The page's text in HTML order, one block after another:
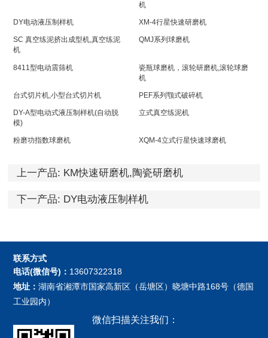
机
DY电动液压制样机 XM-4行星快速研磨机
SC 真空练泥挤出成型机,真空练泥
机
QMJ系列球磨机
8411型电动震筛机
瓷瓶球磨机，滚轮研磨机,滚轮球磨
机
台式切片机,小型台式切片机 PEF系列颚式破碎机
DY-A型电动式液压制样机(自动脱
模)
立式真空练泥机
粉磨功指数球磨机 XQM-4立式行星快速球磨机
上一产品: KM快速研磨机,陶瓷研磨机
下一产品: DY电动液压制样机
联系方式
电话(微信号)： 13607322318
地址：湖南省湘潭市国家高新区（岳塘区）晓塘中路168号（德国
工业园内）
微信扫描关注我们：